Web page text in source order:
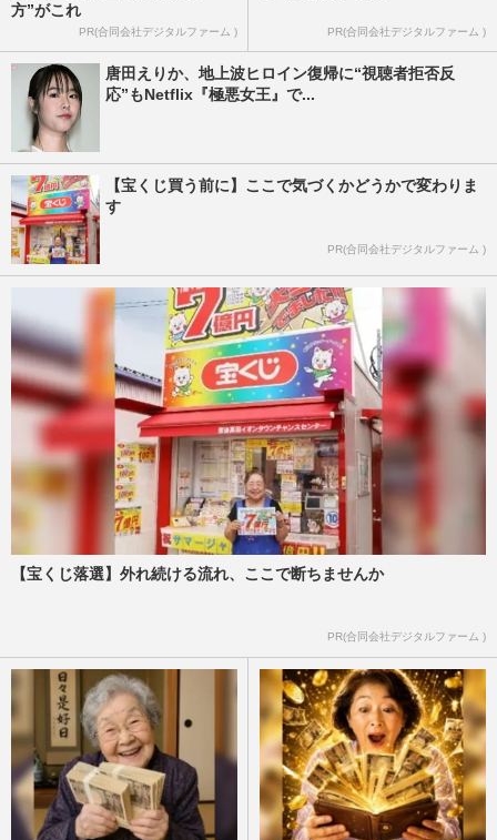
方”がこれ
PR(合同会社デジタルファーム ) PR(合同会社デジタルファーム )
唐田えりか、地上波ヒロイン復帰に“視聴者拒否反
応”もNetflix『極悪女王』で...
【宝くじ買う前に】ここで気づくかどうかで変わりま
す
PR(合同会社デジタルファーム )
【宝くじ落選】外れ続ける流れ、ここで断ちませんか
PR(合同会社デジタルファーム )